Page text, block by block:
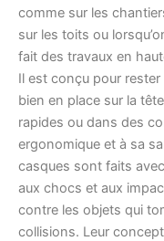
comme sur les
sur les toits ou
fait des travaux en
Il est conçu pour rester
bien en place sur la
rapides ou dans des
ergonomique et à sa
casques sont faits
aux chocs et aux
contre les objets qui
collisions. Leur